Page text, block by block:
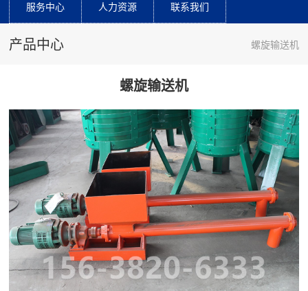
服务中心 人力资源 联系我们
产品中心 螺旋输送机
螺旋输送机